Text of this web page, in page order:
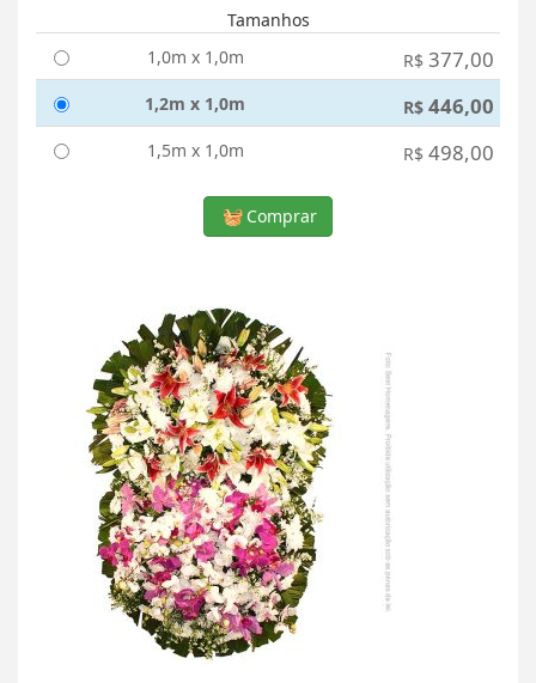
Tamanhos
1,0m x 1,0m
R$ 377,00
1,2m x 1,0m R$ 446,00
1,5m x 1,0m R$ 498,00
Comprar